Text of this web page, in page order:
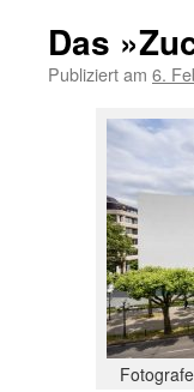
Das
Publiziert am 6.